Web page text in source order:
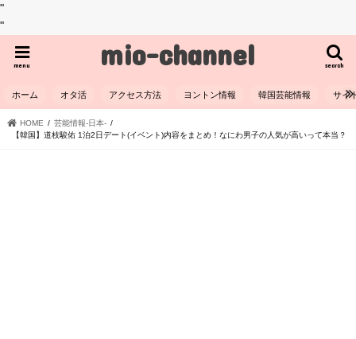
"
"
mio-channel search
menu
ホーム オタ活 アクセス方法 ヨントン情報 韓国芸能情報 サイ
HOME
芸能情報-日本-
【韓国】道枝駿佑 1泊2日デート(イベント)内容をまとめ！なにわ男子の人気が高いって本当？